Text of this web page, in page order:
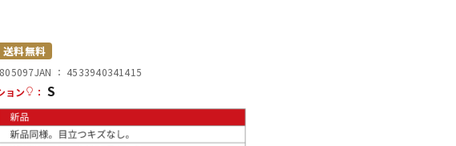
楽器 アンプ
送料無料
JAN ： 4533940341415
ョン
： S